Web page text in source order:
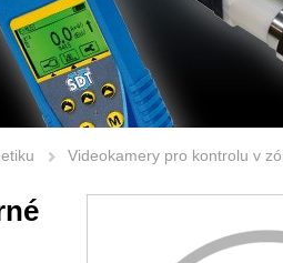
Videokamery pro kontrolu v